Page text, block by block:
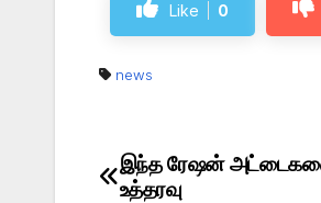
Like 0
news
Post
இந்த ரேஷன் அட்டைகளை
உத்தரவு